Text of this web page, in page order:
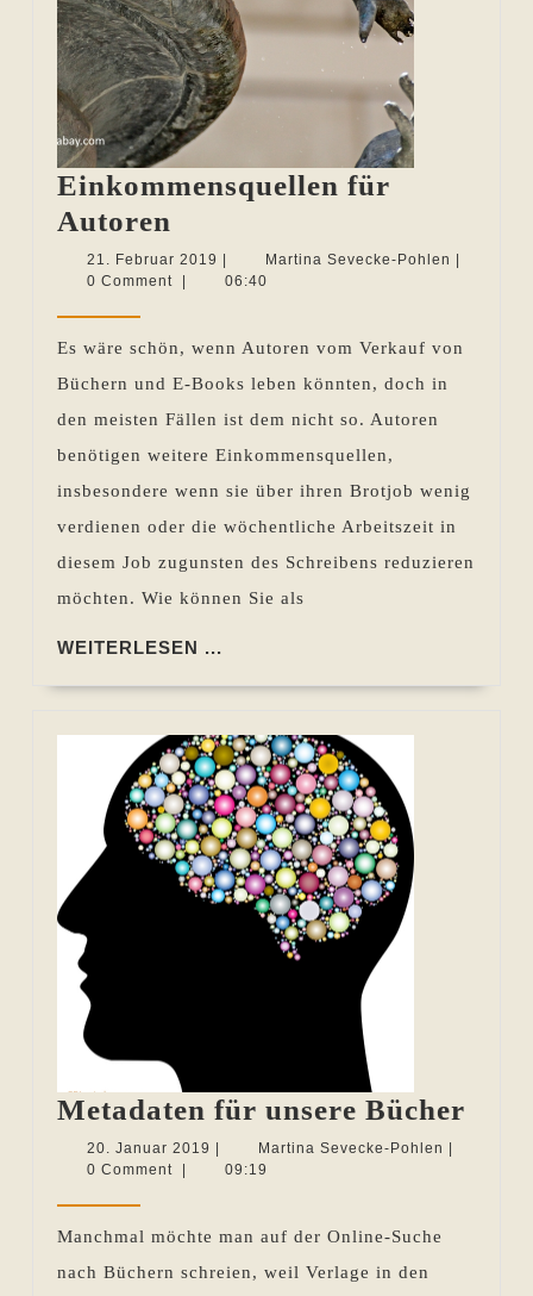
Einkommensquellen für
Autoren
für
Autoren
21. Februar 2019 21.
Februar
Martina Sevecke-Pohlen Martina
0 Comment
06:40
Es wäre schön, wenn Autoren vom Verkauf von
Büchern und E-Books leben könnten, doch in
den meisten Fällen ist dem nicht so. Autoren
benötigen weitere Einkommensquellen,
insbesondere wenn sie über ihren Brotjob wenig
verdienen oder die wöchentliche Arbeitszeit in
diesem Job zugunsten des Schreibens reduzieren
möchten. Wie können Sie als
WEITERLESEN ...
Metadaten für unsere Bücher
20. Januar 2019 20.
Januar
| Martina Sevecke-Pohlen Martina
|
0 Comment
| 09:19
Manchmal möchte man auf der Online-Suche
nach Büchern schreien, weil Verlage in den